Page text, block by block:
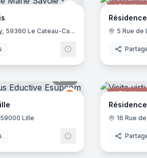
emeis
26 Av. Mal de Lattre de Tassigny, 59360 Le Cateau-Cambrésis 5 Rue de
Eductive
Lille 16 Rue
8panoramas